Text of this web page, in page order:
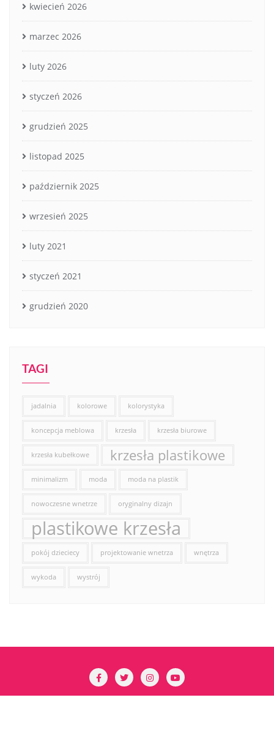
kwiecień 2026
marzec 2026
luty 2026
styczeń 2026
grudzień 2025
listopad 2025
październik 2025
wrzesień 2025
luty 2021
styczeń 2021
grudzień 2020
TAGI
jadalnia kolorowe kolorystyka
koncepcja meblowa krzesła krzesła biurowe
krzesła kubełkowe krzesła plastikowe
minimalizm moda moda na plastik
nowoczesne wnetrze oryginalny dizajn
plastikowe krzesła
pokój dzieciecy projektowanie wnetrza wnętrza
wykoda wystrój